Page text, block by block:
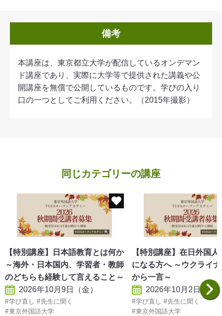
備考
本講座は、東京都立大学が配信しているオンデマン
ド講座であり、実際に大学等で提供された講義や公
開講座を無償で公開しているものです。学びの入り
口の一つとしてご利用ください。（2015年撮影）
同じカテゴリーの講座
【特別講座】日本語教育とは何か
～海外・日本国内、学習者・教師
のどちらも経験して言えること～
2026年10月9日（金）
学び直し
先生に聞く
東京外国語大学
【特別講座】在日外国
になる方へ ～ウクライ
から一言～
2026年10月2日（金
学び直し
先生に聞く
東京外国語大学